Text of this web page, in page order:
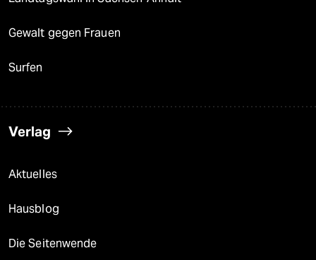
Gewalt gegen Frauen
Surfen
Verlag
Aktuelles
Hausblog
Die Seitenwende